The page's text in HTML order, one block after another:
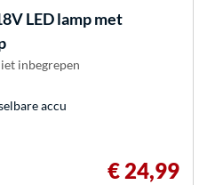
LED lamp met
inbegrepen
accu
€ 24,99